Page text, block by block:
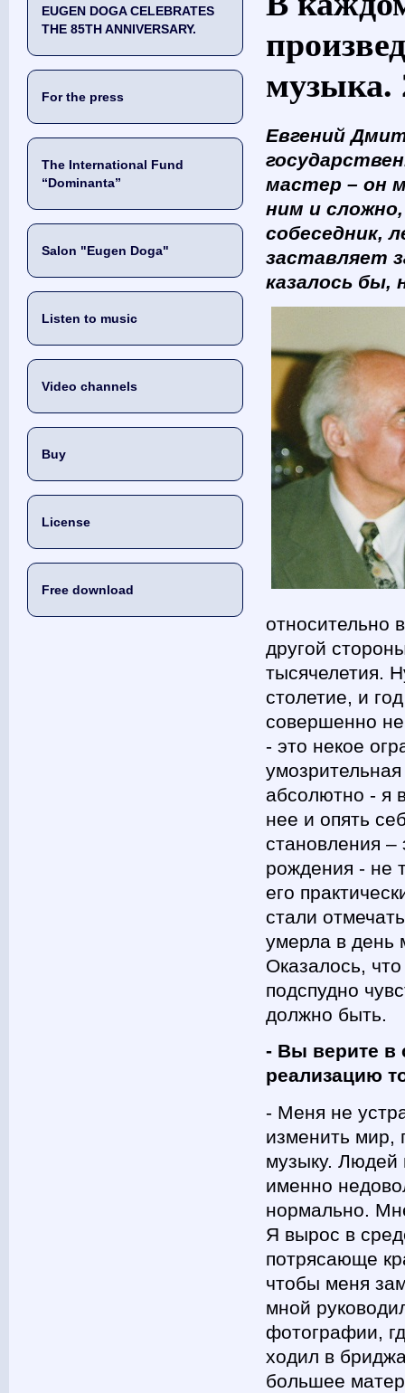
EUGEN DOGA CELEBRATES
THE 85TH ANNIVERSARY.
For the press
The International Fund
“Dominanta”
Salon "Eugen Doga"
Listen to music
Video channels
Buy
License
Free download
музыка.
Евгений
мастер – он
ним и
собеседник,
заставляет
казалось бы,
относительно
другой
тысячелетия.
столетие, и
совершенно
- это некое
абсолютно - я
нее и опять
становления
рождения - не
его
стали
умерла в день
Оказалось,
подспудно
должно быть.
- Вы верите в
реализацию
- Меня не
изменить мир,
музыку. Людей
именно
нормально.
Я вырос в
потрясающе
чтобы меня
мной
фотографии,
ходил в
большее